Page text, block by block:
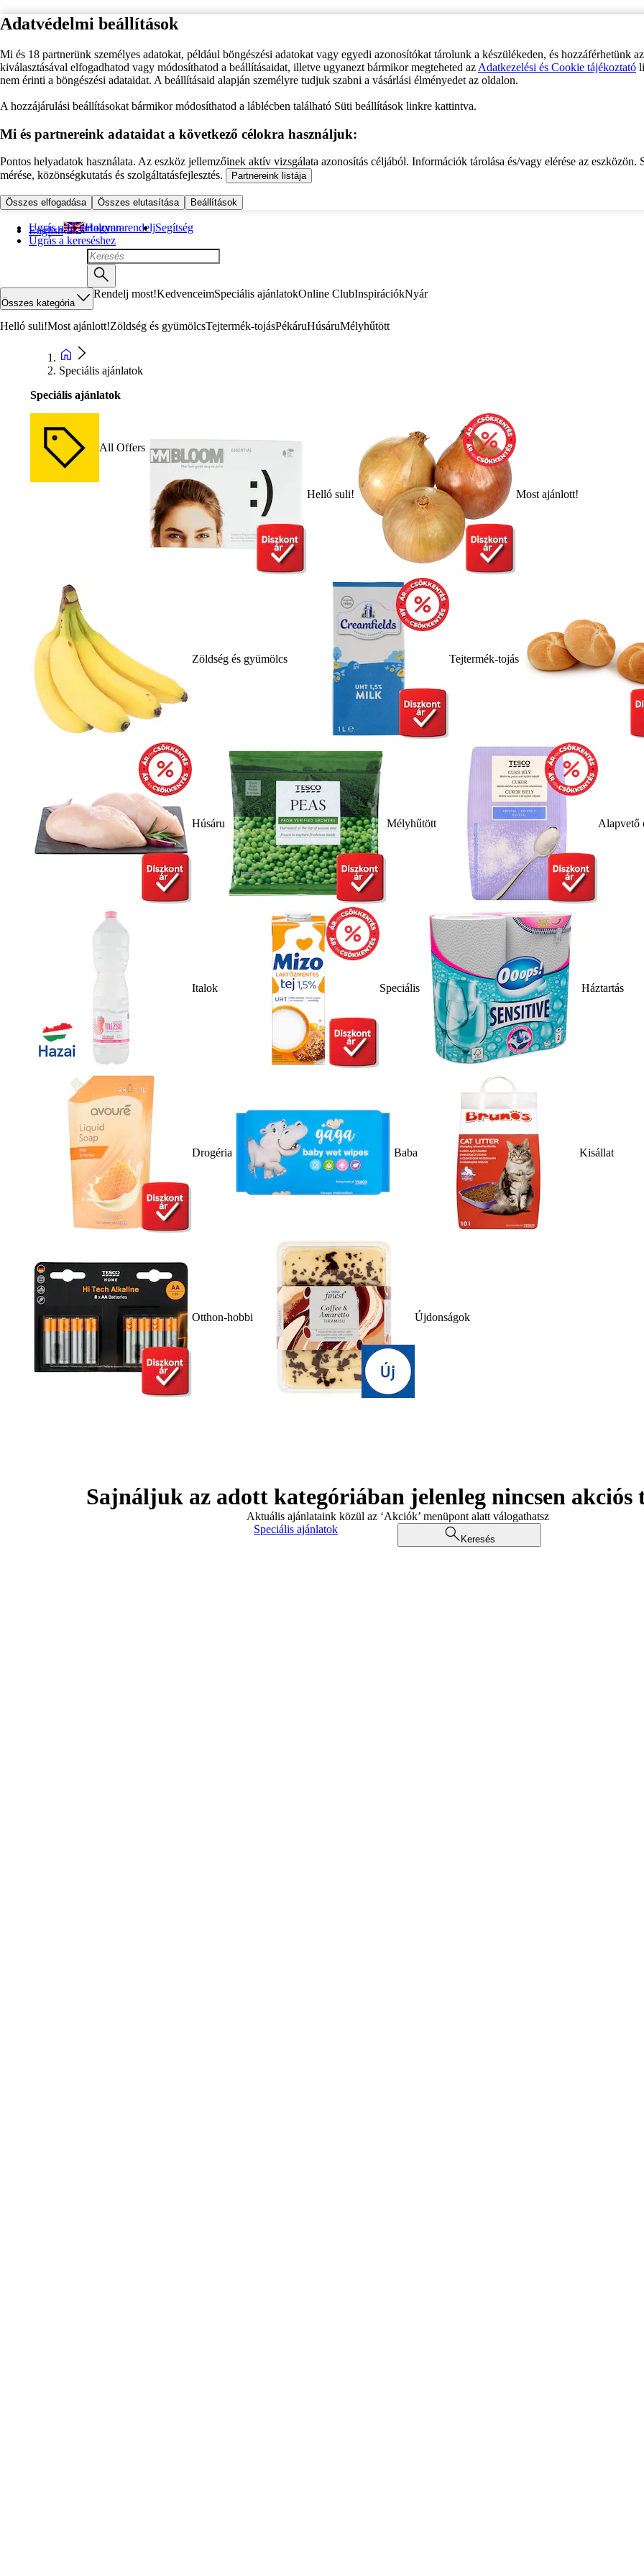
Adatvédelmi beállítások
Mi és 18 partnerünk személyes adatokat, például böngészési adatokat vagy egyedi azonosítókat tárolunk a készülékeden, és hozzáférhetünk
kiválasztásával elfogadhatod vagy módosíthatod a beállításaidat, illetve ugyanezt bármikor megteheted az Adatkezelési és Cookie tájékoztató
nem érinti a böngészési adataidat. A beállításaid alapján személyre tudjuk szabni a vásárlási élményedet az oldalon.
A hozzájárulási beállításokat bármikor módosíthatod a láblécben található Süti beállítások linkre kattintva.
Mi és partnereink adataidat a következő célokra használjuk:
Pontos helyadatok használata. Az eszköz jellemzőinek aktív vizsgálata azonosítás céljából. Információk tárolása és/vagy elérése az eszközön.
mérése, közönségkutatás és szolgáltatásfejlesztés.
Partnereink listája
Összes elfogadása Összes elutasítása Beállítások
Ugrás a fő tartalomra
Ugrás a kereséshez
English Hogyan rendeljSegítség
Összes kategória
Rendelj most!KedvenceimSpeciális ajánlatokOnline ClubInspirációkNyár
Helló suli!Most ajánlott!Zöldség és gyümölcsTejtermék-tojásPékáruHúsáruMélyhűtött
Speciális ajánlatok
Speciális ajánlatok
All Offers
Helló suli! Most ajánlott!
Zöldség és gyümölcs Tejtermék-tojás
Húsáru Mélyhűtött Alapvető
Italok Speciális Háztartás
Drogéria Baba Kisállat
Otthon-hobbi Újdonságok
Sajnáljuk az adott kategóriában jelenleg nincsen akciós
Aktuális ajánlataink közül az ‘Akciók’ menüpont alatt válogathatsz
Speciális ajánlatok
Keresés